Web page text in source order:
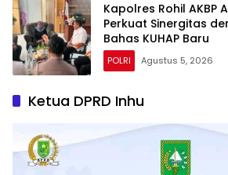
Kapolres Rohil AKBP
Perkuat Sinergitas
Bahas KUHAP Baru
POLRI Agustus 5, 2026
Ketua DPRD Inhu